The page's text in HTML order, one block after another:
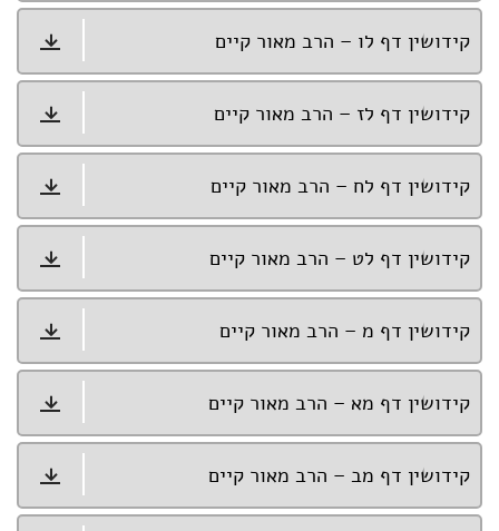
קידושין דף לו – הרב מאור קיים
קידושין דף לז – הרב מאור קיים
קידושין דף לח – הרב מאור קיים
קידושין דף לט – הרב מאור קיים
קידושין דף מ – הרב מאור קיים
קידושין דף מא – הרב מאור קיים
קידושין דף מב – הרב מאור קיים